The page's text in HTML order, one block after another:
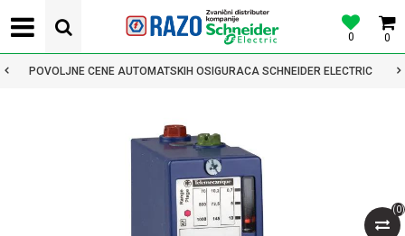
0
0
POVOLJNE CENE AUTOMATSKIH OSIGURACA SCHNEIDER ELECTRIC
(0)